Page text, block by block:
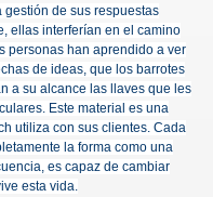
de sus respuestas
ellas interferían en el camino
personas han aprendido a ver
de ideas, que los barrotes
a su alcance las llaves que les
Este material es una
utiliza con sus clientes. Cada
la forma como una
es capaz de cambiar
esta vida.